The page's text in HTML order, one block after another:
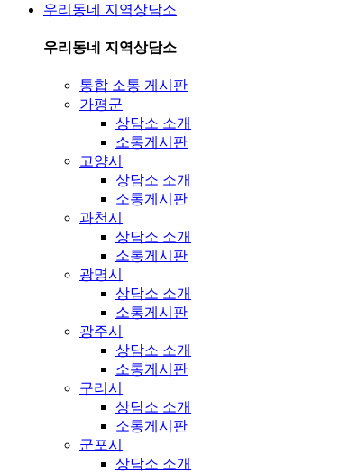
우리동네 지역상담소
우리동네 지역상담소
통합 소통 게시판
가평군
상담소 소개
소통게시판
고양시
상담소 소개
소통게시판
과천시
상담소 소개
소통게시판
광명시
상담소 소개
소통게시판
광주시
상담소 소개
소통게시판
구리시
상담소 소개
소통게시판
군포시
상담소 소개